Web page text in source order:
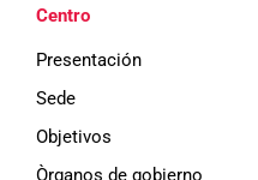
Centro
Presentación
Sede
Objetivos
Òrganos de gobierno